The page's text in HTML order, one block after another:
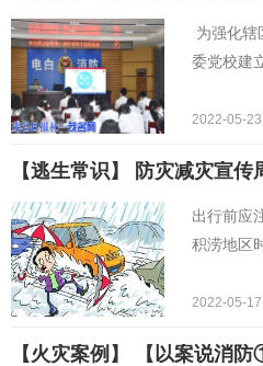
为强化辖
委党校建
2022-05-
【逃生常识】 防灾减灾宣
出行前应
积涝地区
2022-05-
【火灾案例】 【以案说消